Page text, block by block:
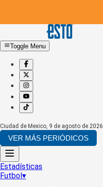
Toggle Menu
Ciudad de Mexico, 9 de agosto de 2026
VER MÁS PERIÓDICOS
Estadísticas
Futbol▾